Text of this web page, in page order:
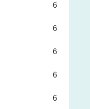
6
6
6
6
6